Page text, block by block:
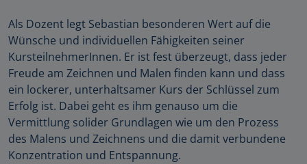
Als Dozent legt Sebastian besonderen Wert auf die
Wünsche und individuellen Fähigkeiten seiner
KursteilnehmerInnen. Er ist fest überzeugt, dass jeder
Freude am Zeichnen und Malen finden kann und dass
ein lockerer, unterhaltsamer Kurs der Schlüssel zum
Erfolg ist. Dabei geht es ihm genauso um die
Vermittlung solider Grundlagen wie um den Prozess
des Malens und Zeichnens und die damit verbundene
Konzentration und Entspannung.